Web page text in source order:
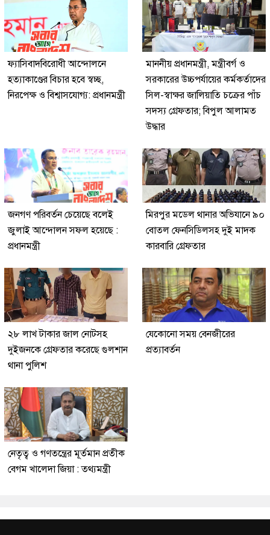
ফ্যাসিবাদবিরোধী আন্দোলনে
হত্যাকাণ্ডের বিচার হবে স্বচ্ছ,
নিরপেক্ষ ও বিশ্বাসযোগ্য: প্রধানমন্ত্রী
মাননীয় প্রধানমন্ত্রী, মন্ত্রীবর্গ ও
সরকারের উচ্চপর্যায়ের কর্মকর্তাদের
সিল-স্বাক্ষর জালিয়াতি চক্রের পাঁচ
সদস্য গ্রেফতার; বিপুল আলামত
উদ্ধার
জনগণ পরিবর্তন চেয়েছে বলেই
জুলাই আন্দোলন সফল হয়েছে :
প্রধানমন্ত্রী
মিরপুর মডেল থানার অভিযানে ৯০
বোতল ফেনসিডিলসহ দুই মাদক
কারবারি গ্রেফতার
২৮ লাখ টাকার জাল নোটসহ
দুইজনকে গ্রেফতার করেছে গুলশান
থানা পুলিশ
যেকোনো সময় বেনজীরের
প্রত্যাবর্তন
নেতৃত্ব ও গণতন্ত্রের মূর্তমান প্রতীক
বেগম খালেদা জিয়া : তথ্যমন্ত্রী